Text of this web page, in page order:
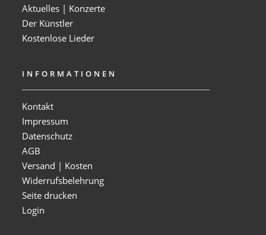
Aktuelles | Konzerte
Der Künstler
Kostenlose Lieder
INFORMATIONEN
Kontakt
Impressum
Datenschutz
AGB
Versand | Kosten
Widerrufsbelehrung
Seite drucken
Login